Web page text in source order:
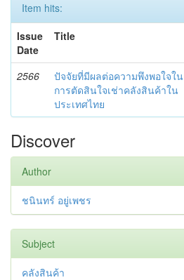
Item hits:
Issue
Date
Title
2566
ปัจจัยที่มีผลต่อความพึงพอใจใน
การตัดสินใจเช่าคลังสินค้าใน
ประเทศไทย
Discover
Author
ชนินทร์ อยู่เพชร
Subject
คลังสินค้า